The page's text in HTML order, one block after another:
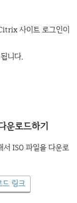
사이트 로그인이
니다.
운로드하기
ISO 파일을 다운로
링크